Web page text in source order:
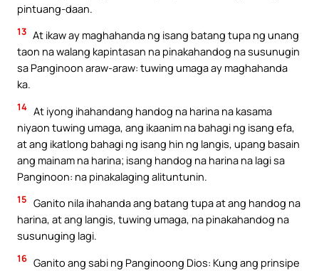
pintuang-daan.
13 At ikaw ay maghahanda ng isang batang tupa ng unang
taon na walang kapintasan na pinakahandog na susunugin
sa Panginoon araw-araw: tuwing umaga ay maghahanda
ka.
14 At iyong ihahandang handog na harina na kasama
niyaon tuwing umaga, ang ikaanim na bahagi ng isang efa,
at ang ikatlong bahagi ng isang hin ng langis, upang basain
ang mainam na harina; isang handog na harina na lagi sa
Panginoon: na pinakalaging alituntunin.
15 Ganito nila ihahanda ang batang tupa at ang handog na
harina, at ang langis, tuwing umaga, na pinakahandog na
susunuging lagi.
16 Ganito ang sabi ng Panginoong Dios: Kung ang prinsipe